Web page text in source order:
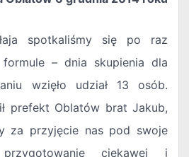
spotkaliśmy się po raz
– dnia skupienia dla
wzięło udział 13 osób.
prefekt Oblatów brat Jakub,
za przyjęcie nas pod swoje
ciekawej i